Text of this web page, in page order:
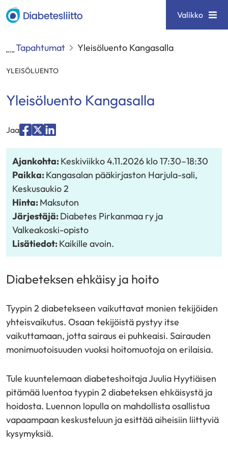
Siirry
sisältöön
Diabetesliitto Valikko
Tapahtumat Yleisöluento Kangasalla
YLEISÖLUENTO
Yleisöluento Kangasalla
Jaa
"Facebook"
"X""LinkedIn"
Ajankohta:Keskiviikko 4.11.2026 klo 17:30–18:30
Paikka:Kangasalan pääkirjaston Harjula-sali,
Keskusaukio 2
Hinta:Maksuton
Järjestäjä:Diabetes Pirkanmaa ry ja
Valkeakoski-opisto
Lisätiedot:Kaikille avoin.
Diabeteksen ehkäisy ja hoito
Tyypin 2 diabetekseen vaikuttavat monien tekijöiden
yhteisvaikutus. Osaan tekijöistä pystyy itse
vaikuttamaan, jotta sairaus ei puhkeaisi. Sairauden
monimuotoisuuden vuoksi hoitomuotoja on erilaisia.
Tule kuuntelemaan diabeteshoitaja Juulia Hyytiäisen
pitämää luentoa tyypin 2 diabeteksen ehkäisystä ja
hoidosta. Luennon lopulla on mahdollista osallistua
vapaampaan keskusteluun ja esittää aiheisiin liittyviä
kysymyksiä.